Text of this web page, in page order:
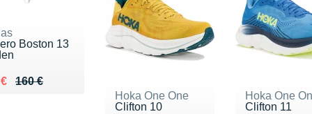
Boston 13
160 €
de 160 €
108 €
Hoka One One
Clifton 10
Hoka One
Clifton 11